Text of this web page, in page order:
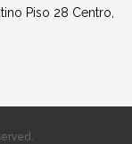
Piso 28 Centro,